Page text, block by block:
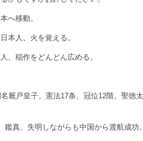
へ移動。
本人、火を覚える。
、稲作をどんどん広める。
厩戸皇子。憲法17条、冠位12階。聖徳
真、失明しながらも中国から渡航成功